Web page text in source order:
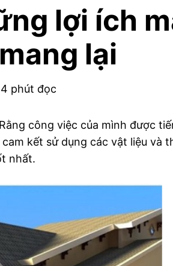
lợi ích
lại
4 phút đọc
công việc của mình được
kết sử dụng các vật liệu và
nhất.